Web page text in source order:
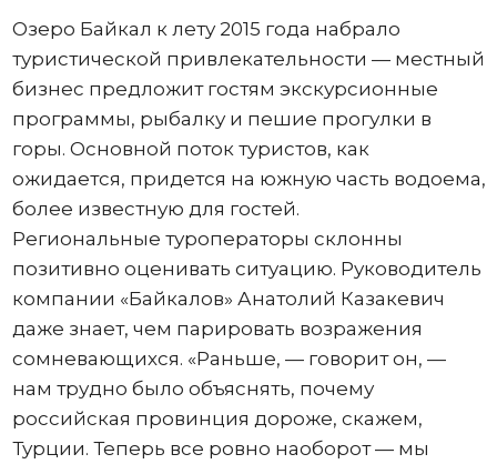
Озеро Байкал к лету 2015 года набрало
туристической привлекательности — местный
бизнес предложит гостям экскурсионные
программы, рыбалку и пешие прогулки в
горы. Основной поток туристов, как
ожидается, придется на южную часть водоема,
более известную для гостей.
Региональные туроператоры склонны
позитивно оценивать ситуацию. Руководитель
компании «Байкалов» Анатолий Казакевич
даже знает, чем парировать возражения
сомневающихся. «Раньше, — говорит он, —
нам трудно было объяснять, почему
российская провинция дороже, скажем,
Турции. Теперь все ровно наоборот — мы